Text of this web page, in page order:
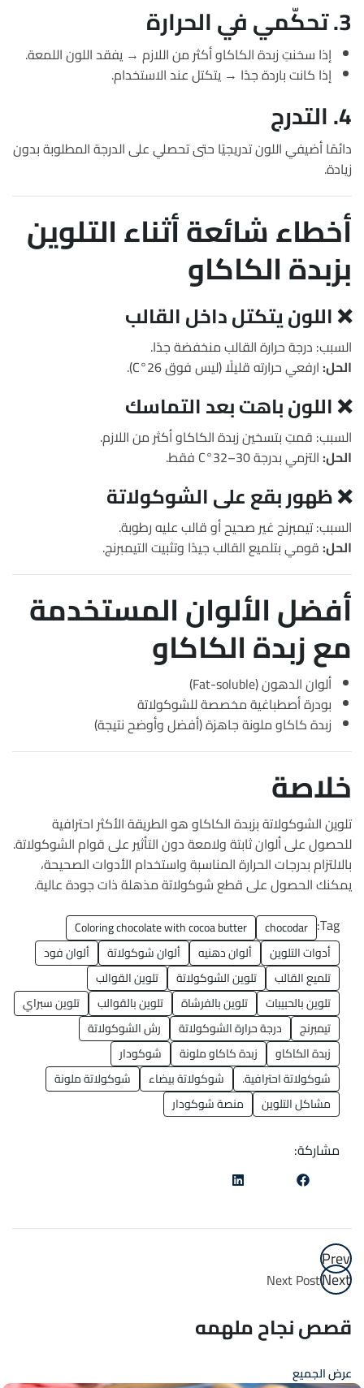
3. تحكّمي في الحرارة
إذا سخنتِ زبدة الكاكاو أكثر من اللازم → يفقد اللون اللمعة.
إذا كانت باردة جدًا → يتكتل عند الاستخدام.
4. التدرج
دائمًا أضيفي اللون تدريجيًا حتى تحصلي على الدرجة المطلوبة بدون
زيادة.
أخطاء شائعة أثناء التلوين
بزبدة الكاكاو
❌ اللون يتكتل داخل القالب
السبب: درجة حرارة القالب منخفضة جدًا.
الحل:ارفعي حرارته قليلًا (ليس فوق 26°C).
❌ اللون باهت بعد التماسك
السبب: قمتِ بتسخين زبدة الكاكاو أكثر من اللازم.
الحل:التزمي بدرجة 30–32°C فقط.
❌ ظهور بقع على الشوكولاتة
السبب: تيمبرنج غير صحيح أو قالب عليه رطوبة.
الحل:قومي بتلميع القالب جيدًا وتثبيت التيمبرنج.
أفضل الألوان المستخدمة
مع زبدة الكاكاو
ألوان الدهون (Fat-soluble)
بودرة أصطباغية مخصصة للشوكولاتة
زبدة كاكاو ملونة جاهزة (أفضل وأوضح نتيجة)
خلاصة
تلوين الشوكولاتة بزبدة الكاكاو هو الطريقة الأكثر احترافية
للحصول على ألوان ثابتة ولامعة دون التأثير على قوام الشوكولاتة.
بالالتزام بدرجات الحرارة المناسبة واستخدام الأدوات الصحيحة،
يمكنك الحصول على قطع شوكولاتة مذهلة ذات جودة عالية.
Tag:
chocodar
Coloring chocolate with cocoa butter
أدوات التلوين
ألوان دهنيه ألوان شوكولاتة
ألوان فود
تلميع القالب
تلوين الشوكولاتة
تلوين القوالب
تلوين بالحبيبات
تلوين بالفرشاة تلوين بالقوالب
تلوين سبراي
تيمبرنج
درجة حرارة الشوكولاتة
رش الشوكولاتة
زبدة الكاكاو
زبدة كاكاو ملونة
شوكودار
شوكولاتة احترافية.
شوكولاتة بيضاء
شوكولاتة ملونة
مشاكل التلوين
منصة شوكودار
مشاركة:
Prev
Next PostNext
قصص نجاح ملهمه
عرض الجميع